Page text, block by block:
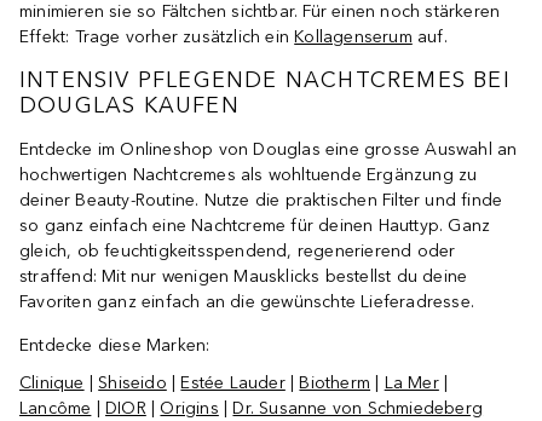
minimieren sie so Fältchen sichtbar. Für einen noch stärkeren
Effekt: Trage vorher zusätzlich einKollagenserum auf.
INTENSIV PFLEGENDE NACHTCREMES BEI
DOUGLAS KAUFEN
Entdecke im Onlineshop von Douglas eine grosse Auswahl an
hochwertigen Nachtcremes als wohltuende Ergänzung zu
deiner Beauty-Routine. Nutze die praktischen Filter und finde
so ganz einfach eine Nachtcreme für deinen Hauttyp. Ganz
gleich, ob feuchtigkeitsspendend, regenerierend oder
straffend: Mit nur wenigen Mausklicks bestellst du deine
Favoriten ganz einfach an die gewünschte Lieferadresse.
Entdecke diese Marken:
Clinique |Shiseido |Estée Lauder|Biotherm La Mer|
Lancôme |DIOR Origins |Dr. Susanne von Schmiedeberg